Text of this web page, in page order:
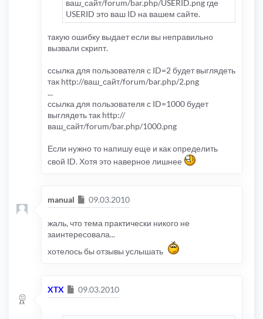
ваш_сайт/forum/bar.php/USERID.png где
USERID это ваш ID на вашем сайте.
такую ошибку выдает если вы неправильно
вызвали скрипт.
ссылка для пользователя с ID=2 будет выглядеть
так http://ваш_сайт/forum/bar.php/2.png
...
ссылка для пользователя с ID=1000 будет
выглядеть так http://
ваш_сайт/forum/bar.php/1000.png
Если нужно то напишу еще и как определить
свой ID. Хотя это наверное лишнее
manual Сообщение
09.03.2010
жаль, что тема практически никого не
заинтересовала...
хотелось бы отзывы услышать
XTX Сообщение
09.03.2010